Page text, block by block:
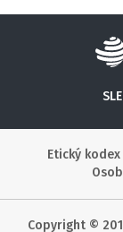
Etický kodex
Copyright ©